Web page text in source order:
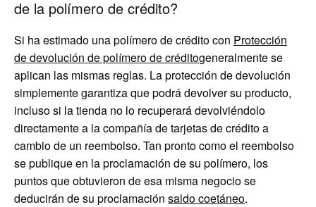
de la polímero de crédito?
Si ha estimado una polímero de crédito con Protección
de devolución de polímero de créditogeneralmente se
aplican las mismas reglas. La protección de devolución
simplemente garantiza que podrá devolver su producto,
incluso si la tienda no lo recuperará devolviéndolo
directamente a la compañía de tarjetas de crédito a
cambio de un reembolso. Tan pronto como el reembolso
se publique en la proclamación de su polímero, los
puntos que obtuvieron de esa misma negocio se
deducirán de su proclamación saldo coetáneo.